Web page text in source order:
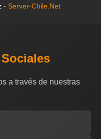
- Server-Chile.Net
a través de nuestras